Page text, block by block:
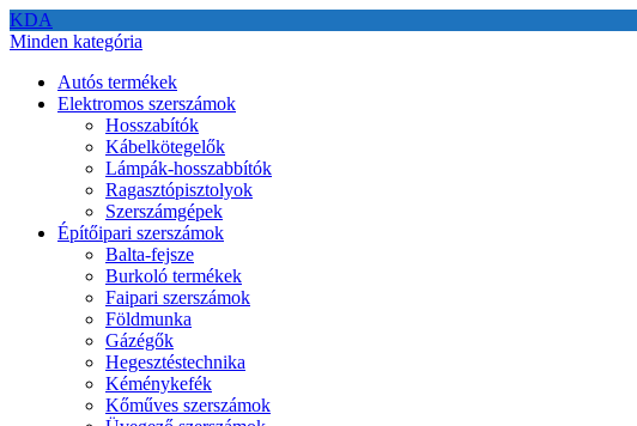
KDA
Minden kategória
Autós termékek
Elektromos szerszámok
Hosszabítók
Kábelkötegelők
Lámpák-hosszabbítók
Ragasztópisztolyok
Szerszámgépek
Építőipari szerszámok
Balta-fejsze
Burkoló termékek
Faipari szerszámok
Földmunka
Gázégők
Hegesztéstechnika
Kéménykefék
Kőműves szerszámok